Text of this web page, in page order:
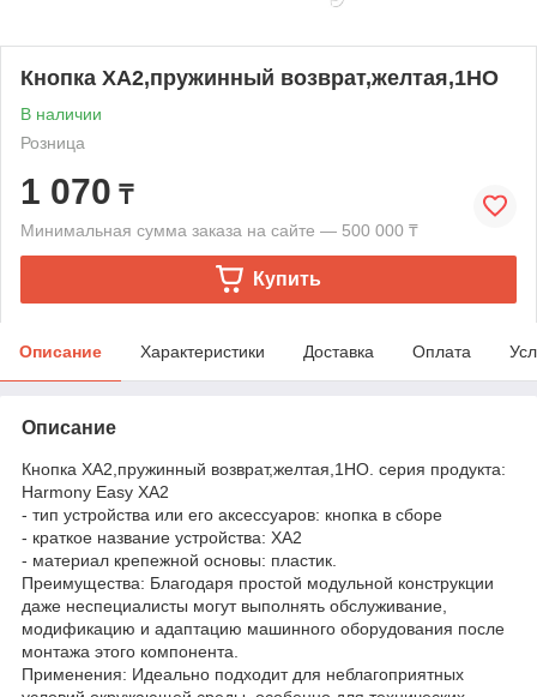
Кнопка XA2,пружинный возврат,желтая,1НO
В наличии
Розница
1 070 ₸
Минимальная сумма заказа на сайте — 500 000 ₸
Купить
Описание Характеристики Доставка Оплата
Описание
Кнопка XA2,пружинный возврат,желтая,1НO. серия продукта:
Harmony Easy XA2
- тип устройства или его аксессуаров: кнопка в сборе
- краткое название устройства: XA2
- материал крепежной основы: пластик.
Преимущества: Благодаря простой модульной конструкции
даже неспециалисты могут выполнять обслуживание,
модификацию и адаптацию машинного оборудования после
монтажа этого компонента.
Применения: Идеально подходит для неблагоприятных